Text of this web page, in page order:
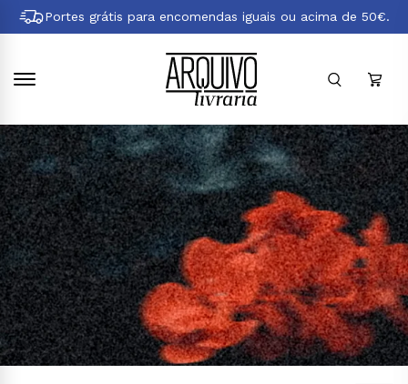
Pular
para
principal
Portes grátis para encomendas iguais ou acima de 50€.